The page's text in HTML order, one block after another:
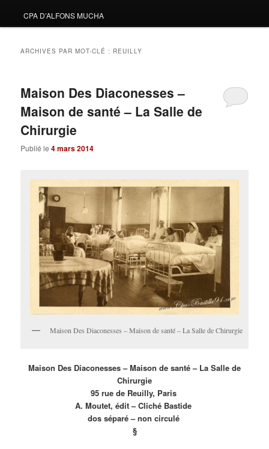
CPA D’ALFONS MUCHA
ARCHIVES PAR MOT-CLÉ : REUILLY
Maison Des Diaconesses –
Maison de santé – La Salle de
Chirurgie
Publié le4 mars 2014
Maison Des Diaconesses – Maison de santé – La Salle de Chirurgie
Maison Des Diaconesses – Maison de santé – La Salle de
Chirurgie
95 rue de Reuilly, Paris
A. Moutet, édit – Cliché Bastide
dos séparé – non circulé
§